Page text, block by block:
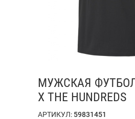
МУЖСКАЯ
X THE HUNDREDS
АРТИКУЛ: 59831451